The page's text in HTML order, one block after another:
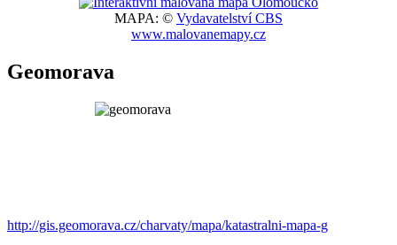
MAPA: © Vydavatelství CBS
www.malovanemapy.cz
Geomorava
http://gis.geomorava.cz/charvaty/mapa/katastralni-mapa-g